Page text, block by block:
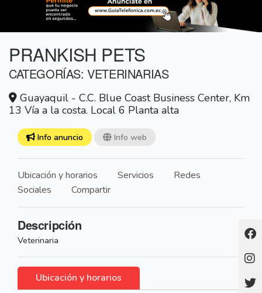
PRANKISH PETS
CATEGORÍAS: VETERINARIAS
Guayaquil - C.C. Blue Coast Business Center, Km
13 Vía a la costa. Local 6 Planta alta
Info anuncio Info web
Ubicación y horarios Servicios
Redes
Sociales
Compartir
Descripción
Veterinaria
Ubicación y horarios